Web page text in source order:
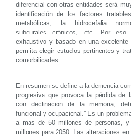
diferencial con otras entidades será
identificación de los factores
metabólicas, la hidrocefalia
subdurales crónicos, etc. Por
exhaustivo y basado en una
permita elegir estudios pertinentes y
comorbilidades.
En resumen se define a la demencia
progresiva que provoca la pérdida de
con declinación de la memoria,
funcional y ocupacional.” Es un
a mas de 50 millones de personas,
millones para 2050. Las alteraciones